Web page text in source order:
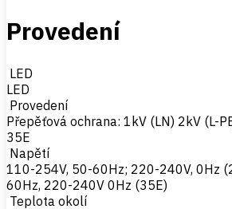
Provedení
LED
LED
Provedení
Přepěťová ochrana: 1kV (LN) 2kV (L-
35E
Napětí
110-254V, 50-60Hz; 220-240V, 0Hz
60Hz, 220-240V 0Hz (35E)
Teplota okolí